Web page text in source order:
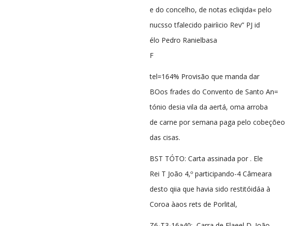
e do concelho, de notas ecliqida« pelo
nucsso tfalecido pairíicio Rev” PJ id
élo Pedro Ranielbasa
F
tel=164% Provisão que manda dar
BOos frades do Convento de Santo An=
tónio desia vila da aertá, oma arroba
de carne por semana paga pelo cobeçõeo
das cisas.
BST TÓTO: Carta assinada por . Ele
Rei T João 4,º participando-4 Câmeara
desto qiia que havia sido restitóidáa à
Coroa àaos rets de Porlital,